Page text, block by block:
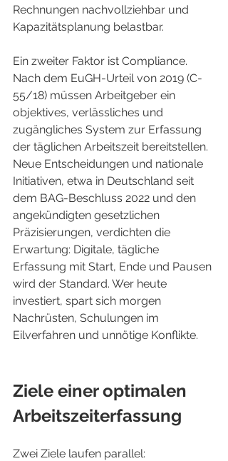
Rechnungen nachvollziehbar und
Kapazitätsplanung belastbar.
Ein zweiter Faktor ist Compliance.
Nach dem EuGH-Urteil von 2019 (C-
55/18) müssen Arbeitgeber ein
objektives, verlässliches und
zugängliches System zur Erfassung
der täglichen Arbeitszeit bereitstellen.
Neue Entscheidungen und nationale
Initiativen, etwa in Deutschland seit
dem BAG-Beschluss 2022 und den
angekündigten gesetzlichen
Präzisierungen, verdichten die
Erwartung: Digitale, tägliche
Erfassung mit Start, Ende und Pausen
wird der Standard. Wer heute
investiert, spart sich morgen
Nachrüsten, Schulungen im
Eilverfahren und unnötige Konflikte.
Ziele einer optimalen
Arbeitszeiterfassung
Zwei Ziele laufen parallel: